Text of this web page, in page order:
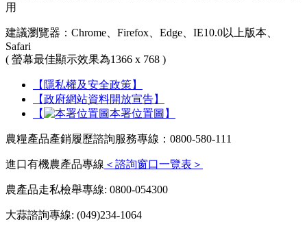
用
建議瀏覽器：Chrome、Firefox、Edge、IE10.0以上版本、
Safari
( 螢幕最佳顯示效果為1366 x 768 )
【隱私權及安全政策】
【政府網站資料開放宣告】
【
本署位置圖】
農糧產品產銷履歷諮詢服務專線：0800-580-111
進口有機農產品專線 ＜諮詢窗口一覽表＞
農產品走私檢舉專線: 0800-054300
大蒜諮詢專線: (049)234-1064